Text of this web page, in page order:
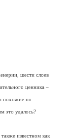
шести слоев
ценника –
похожие по
это удалось?
известном как